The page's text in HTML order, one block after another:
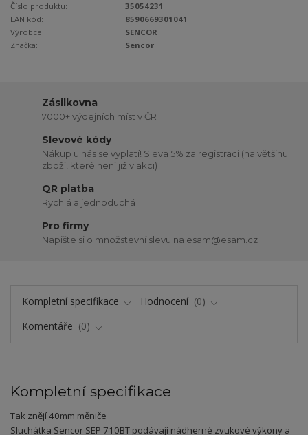
Číslo produktu:
35054231
EAN kód:
8590669301041
Výrobce:
SENCOR
Značka:
Sencor
Zásilkovna
7000+ výdejních míst v ČR
Slevové kódy
Nákup u nás se vyplatí! Sleva 5% za registraci (na většinu
zboží, které není již v akci)
QR platba
Rychlá a jednoduchá
Pro firmy
Napište si o množstevní slevu na esam@esam.cz
Kompletní specifikace Hodnocení
0
Komentáře
0
Kompletní specifikace
Tak znějí 40mm měniče
Sluchátka Sencor SEP 710BT podávají nádherné zvukové výkony a